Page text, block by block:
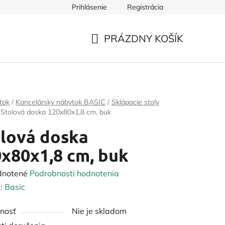
Prihlásenie Registrácia
PRÁZDNY KOŠÍK
/ Kancelársky nábytok BASIC / Sklápacie stoly
Stolová doska 120x80x1,8 cm, buk
doska
cm, buk
Podrobnosti hodnotenia
Basic
Nie je skladom